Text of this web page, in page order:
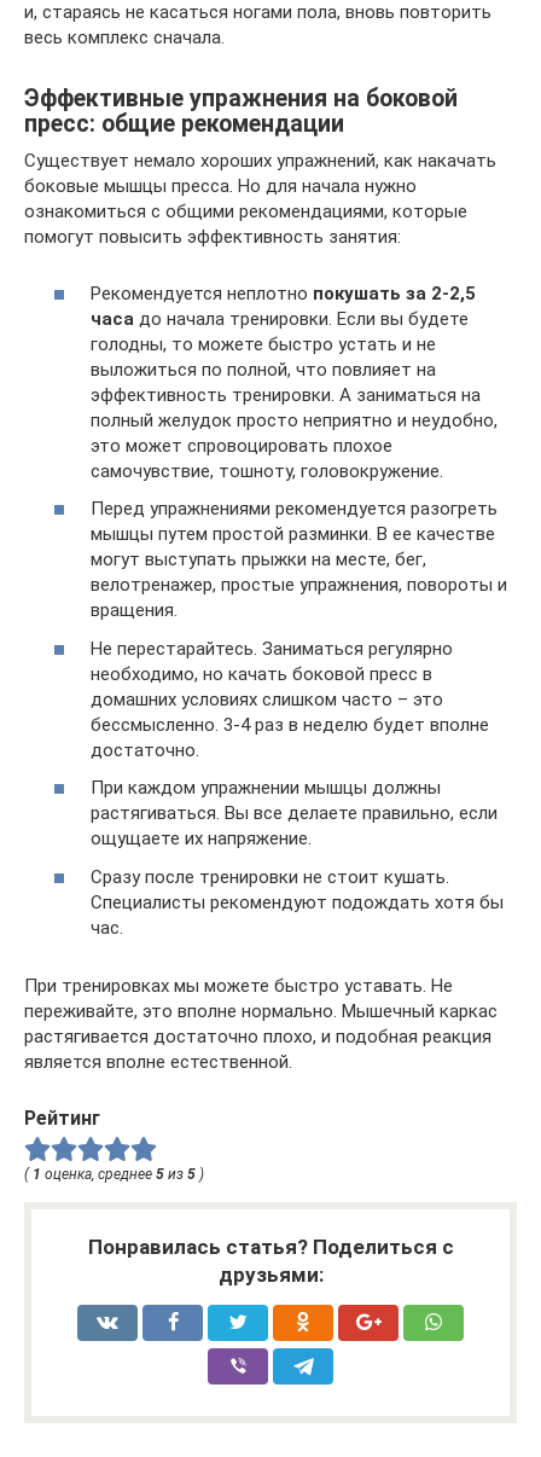
и, стараясь не касаться ногами пола, вновь повторить
весь комплекс сначала.
Эффективные упражнения на боковой
пресс: общие рекомендации
Существует немало хороших упражнений, как накачать
боковые мышцы пресса. Но для начала нужно
ознакомиться с общими рекомендациями, которые
помогут повысить эффективность занятия:
Рекомендуется неплотно покушать за 2-2,5
часа до начала тренировки. Если вы будете
голодны, то можете быстро устать и не
выложиться по полной, что повлияет на
эффективность тренировки. А заниматься на
полный желудок просто неприятно и неудобно,
это может спровоцировать плохое
самочувствие, тошноту, головокружение.
Перед упражнениями рекомендуется разогреть
мышцы путем простой разминки. В ее качестве
могут выступать прыжки на месте, бег,
велотренажер, простые упражнения, повороты и
вращения.
Не перестарайтесь. Заниматься регулярно
необходимо, но качать боковой пресс в
домашних условиях слишком часто – это
бессмысленно. 3-4 раз в неделю будет вполне
достаточно.
При каждом упражнении мышцы должны
растягиваться. Вы все делаете правильно, если
ощущаете их напряжение.
Сразу после тренировки не стоит кушать.
Специалисты рекомендуют подождать хотя бы
час.
При тренировках мы можете быстро уставать. Не
переживайте, это вполне нормально. Мышечный каркас
растягивается достаточно плохо, и подобная реакция
является вполне естественной.
Рейтинг
( 1 оценка, среднее 5 из 5 )
Понравилась статья? Поделиться с
друзьями: